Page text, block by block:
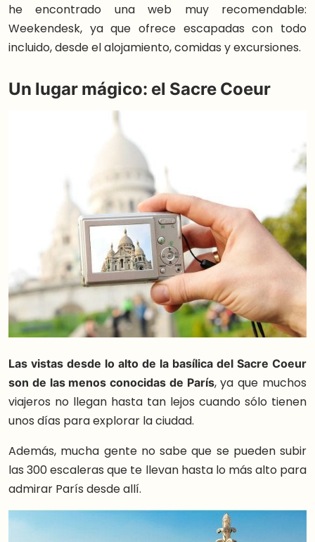
he encontrado una web muy recomendable:
Weekendesk, ya que ofrece escapadas con todo
incluido, desde el alojamiento, comidas y excursiones.
Un lugar mágico: el Sacre Coeur
Las vistas desde lo alto de la basílica del Sacre Coeur
son de las menos conocidas de París, ya que muchos
viajeros no llegan hasta tan lejos cuando sólo tienen
unos días para explorar la ciudad.
Además, mucha gente no sabe que se pueden subir
las 300 escaleras que te llevan hasta lo más alto para
admirar París desde allí.